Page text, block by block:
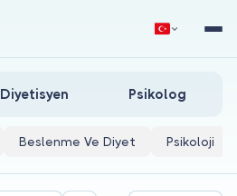
Giriş Yap
Diyetisyen Psikolog
Beslenme Ve Diyet Psikoloji